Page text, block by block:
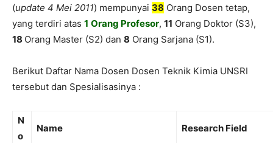
(update 4 Mei 2011) mempunyai 38 Orang Dosen tetap,
yang terdiri atas 1 Orang Profesor, 11 Orang Doktor (S3),
18 Orang Master (S2) dan 8 Orang Sarjana (S1).
Berikut Daftar Nama Dosen Dosen Teknik Kimia UNSRI
tersebut dan Spesialisasinya :
N
o
Name Research Field